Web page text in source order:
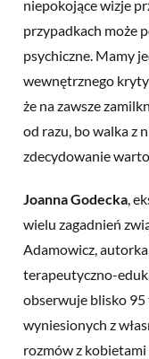
niepokojące wizje
przypadkach może
psychiczne. Mamy
wewnętrznego
że na zawsze
od razu, bo walka z
zdecydowanie
Joanna Godecka ,
wielu zagadnień
Adamowicz,
terapeutyczno-
obserwuje blisko 95
wyniesionych z
rozmów z